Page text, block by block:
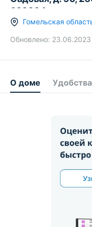
623834
Гомельская
Обновлено: 23.06.2023
О доме Удобства